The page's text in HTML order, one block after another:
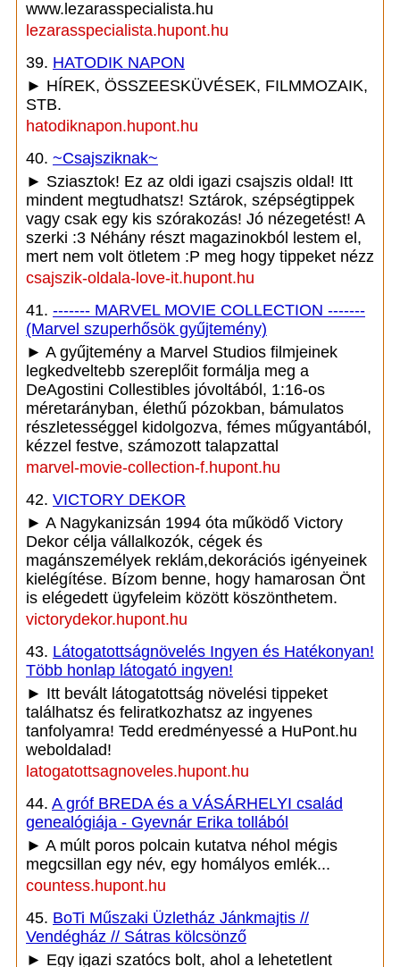
www.lezarasspecialista.hu
lezarasspecialista.hupont.hu
39. HATODIK NAPON
► HÍREK, ÖSSZEESKÜVÉSEK, FILMMOZAIK,
STB.
hatodiknapon.hupont.hu
40. ~Csajsziknak~
► Sziasztok! Ez az oldi igazi csajszis oldal! Itt
mindent megtudhatsz! Sztárok, szépségtippek
vagy csak egy kis szórakozás! Jó nézegetést! A
szerki :3 Néhány részt magazinokból lestem el,
mert nem volt ötletem :P meg hogy tippeket nézz
csajszik-oldala-love-it.hupont.hu
41. ------- MARVEL MOVIE COLLECTION -------
(Marvel szuperhősök gyűjtemény)
► A gyűjtemény a Marvel Studios filmjeinek
legkedveltebb szereplőit formálja meg a
DeAgostini Collestibles jóvoltából, 1:16-os
méretarányban, élethű pózokban, bámulatos
részletességgel kidolgozva, fémes műgyantából,
kézzel festve, számozott talapzattal
marvel-movie-collection-f.hupont.hu
42. VICTORY DEKOR
► A Nagykanizsán 1994 óta működő Victory
Dekor célja vállalkozók, cégek és
magánszemélyek reklám,dekorációs igényeinek
kielégítése. Bízom benne, hogy hamarosan Önt
is elégedett ügyfeleim között köszönthetem.
victorydekor.hupont.hu
43. Látogatottságnövelés Ingyen és Hatékonyan!
Több honlap látogató ingyen!
► Itt bevált látogatottság növelési tippeket
találhatsz és feliratkozhatsz az ingyenes
tanfolyamra! Tedd eredményessé a HuPont.hu
weboldalad!
latogatottsagnoveles.hupont.hu
44. A gróf BREDA és a VÁSÁRHELYI család
genealógiája - Gyevnár Erika tollából
► A múlt poros polcain kutatva néhol mégis
megcsillan egy név, egy homályos emlék...
countess.hupont.hu
45. BoTi Műszaki Üzletház Jánkmajtis //
Vendégház // Sátras kölcsönző
► Egy igazi szatócs bolt, ahol a lehetetlent